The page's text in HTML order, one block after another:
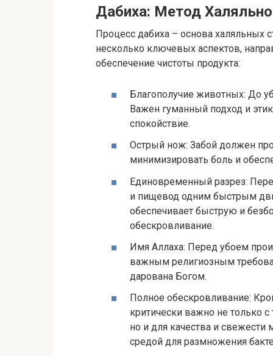
Дабиха: Метод
Процесс дабиха – основа халяльных
несколько ключевых аспектов,
обеспечение чистоты продукта:
Благополучие животных: До
Важен гуманный подход и
спокойствие.
Острый нож: Забой должен
минимизировать боль и
Единовременный разрез:
и пищевод одним быстрым
обеспечивает быструю и
обескровливание.
Имя Аллаха: Перед убоем
важным религиозным
дарована Богом.
Полное обескровливание:
критически важно не только с
но и для качества и свежести
средой для размножения